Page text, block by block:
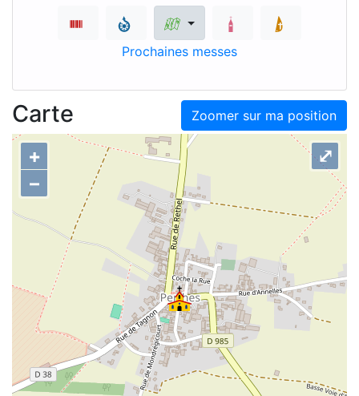
Prochaines messes
Zoomer sur ma position
Carte
+
–
⤢